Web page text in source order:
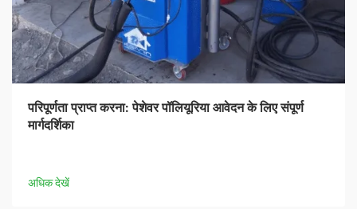
परिपूर्णता प्राप्त करना: पेशेवर पॉलियूरिया आवेदन के लिए संपूर्ण
मार्गदर्शिका
अधिक देखें